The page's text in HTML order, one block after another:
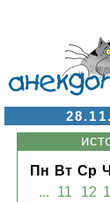
Пн Вт Ср
...
11 12